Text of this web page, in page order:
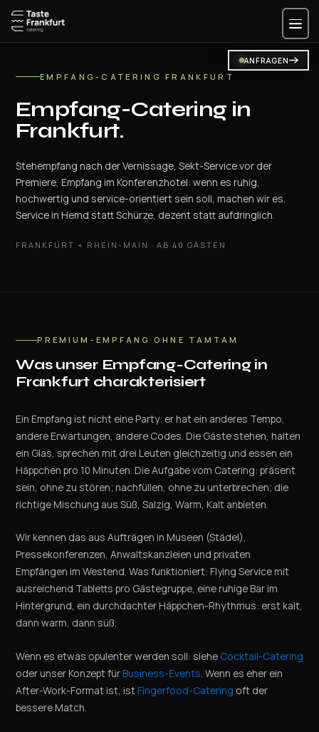
Zum
Inhalt
springen
ANFRAGEN
EMPFANG-CATERING FRANKFURT
Empfang-Catering in
Frankfurt.
Stehempfang nach der Vernissage, Sekt-Service vor der
Premiere, Empfang im Konferenzhotel: wenn es ruhig,
hochwertig und service-orientiert sein soll, machen wir es.
Service in Hemd statt Schürze, dezent statt aufdringlich.
FRANKFURT + RHEIN-MAIN · AB 40 GÄSTEN
PREMIUM-EMPFANG OHNE TAMTAM
Was unser Empfang-Catering in
Frankfurt charakterisiert
Ein Empfang ist nicht eine Party: er hat ein anderes Tempo,
andere Erwartungen, andere Codes. Die Gäste stehen, halten
ein Glas, sprechen mit drei Leuten gleichzeitig und essen ein
Häppchen pro 10 Minuten. Die Aufgabe vom Catering: präsent
sein, ohne zu stören; nachfüllen, ohne zu unterbrechen; die
richtige Mischung aus Süß, Salzig, Warm, Kalt anbieten.
Wir kennen das aus Aufträgen in Museen (Städel),
Pressekonferenzen, Anwaltskanzleien und privaten
Empfängen im Westend. Was funktioniert: Flying Service mit
ausreichend Tabletts pro Gästegruppe, eine ruhige Bar im
Hintergrund, ein durchdachter Häppchen-Rhythmus: erst kalt,
dann warm, dann süß.
Wenn es etwas opulenter werden soll: siehe Cocktail-Catering
oder unser Konzept fürBusiness-Events . Wenn es eher ein
After-Work-Format ist, istFingerfood-Catering oft der
bessere Match.